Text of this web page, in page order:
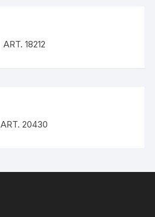
ART. 18212
ART. 20430